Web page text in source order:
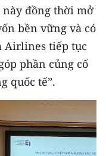
đồng thời mở
bền vững và có
Airlines tiếp tục
phần củng cố
quốc tế”.